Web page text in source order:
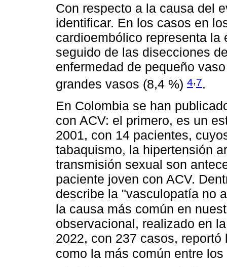
Con respecto a la causa del
identificar. En los casos en
cardioembólico representa
seguido de las disecciones
enfermedad de pequeño
grandes vasos (8,4 %) 4,7.
En Colombia se han
con ACV: el primero, es un
2001, con 14 pacientes,
tabaquismo, la hipertensión
transmisión sexual son
paciente joven con ACV.
describe la "vasculopatía no
la causa más común en
observacional, realizado en
2022, con 237 casos,
como la más común entre